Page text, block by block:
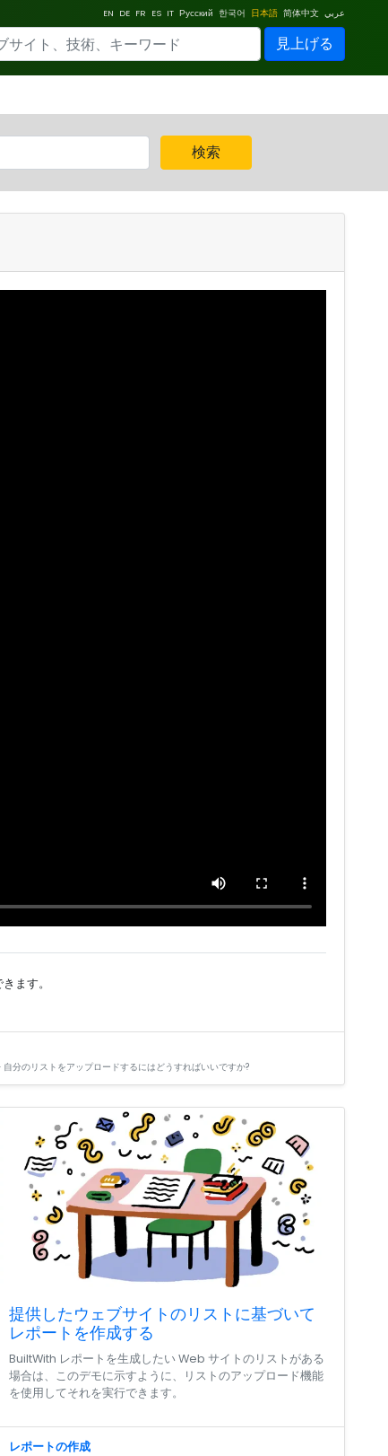
EN DE FR ES IT Русский 한국어 日本語 简体中文 عربي
見上げる
検索
ます。
分のリストをアップロードするにはどうすればいいですか?
提供したウェブサイトのリストに基づいて
レポートを作成する
BuiltWith レポートを生成したい Web サイトのリストがある
場合は、このデモに示すように、リストのアップロード機能
を使用してそれを実行できます。
レポートの作成